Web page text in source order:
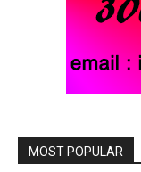
MOST POPULAR